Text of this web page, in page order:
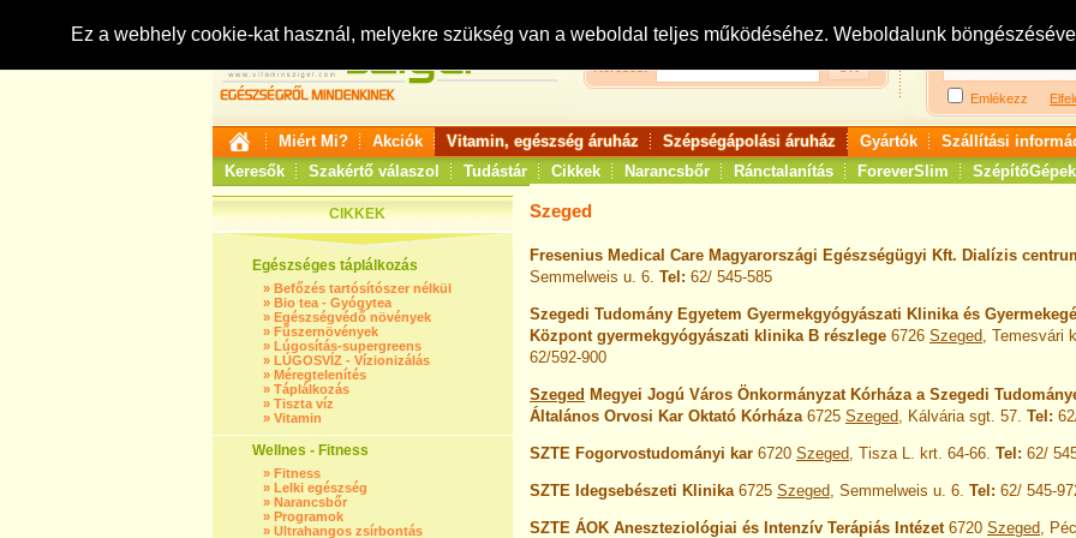
Ez a webhely cookie-kat használ, melyekre szükség van a weboldal teljes működéséhez. Weboldalunk
Keresés:
Bejelentkezés:
Emlékezz
Miért Mi? Akciók Vitamin, egészség áruház Szépségápolási áruház Gyártók Szállítási
Keresők
Szakértő válaszol Tudástár Cikkek Narancsbőr Ránctalanítás ForeverSlim SzépítőGépek
CIKKEK
Egészséges táplálkozás
» Befőzés tartósítószer nélkül
» Bio tea - Gyógytea
» Egészségvédő növények
» Fűszernövények
» Lúgosítás-supergreens
» LÚGOSVÍZ - Vízionizálás
» Méregtelenítés
» Táplálkozás
» Tiszta víz
» Vitamin
Wellnes - Fitness
» Fitness
» Lelki egészség
» Narancsbőr
» Programok
» Ultrahangos zsírbontás
Szeged
Fresenius Medical Care Magyarországi Egészségügyi Kft. Dialízis
Semmelweis u. 6. Tel: 62/ 545-585
Szegedi Tudomány Egyetem Gyermekgyógyászati Klinika és
Központ gyermekgyógyászati klinika B részlege 6726 Szeged, Temesvári
62/592-900
Szeged Megyei Jogú Város Önkormányzat Kórháza a Szegedi
Általános Orvosi Kar Oktató Kórháza6725 Szeged, Kálvária sgt. 57. Tel:
SZTE Fogorvostudományi kar 6720 Szeged, Tisza L. krt. 64-66. Tel: 62/
SZTE Idegsebészeti Klinika6725 Szeged, Semmelweis u. 6. Tel: 62/ 545-
SZTE ÁOK Aneszteziológiai és Intenzív Terápiás Intézet6720 Szeged,